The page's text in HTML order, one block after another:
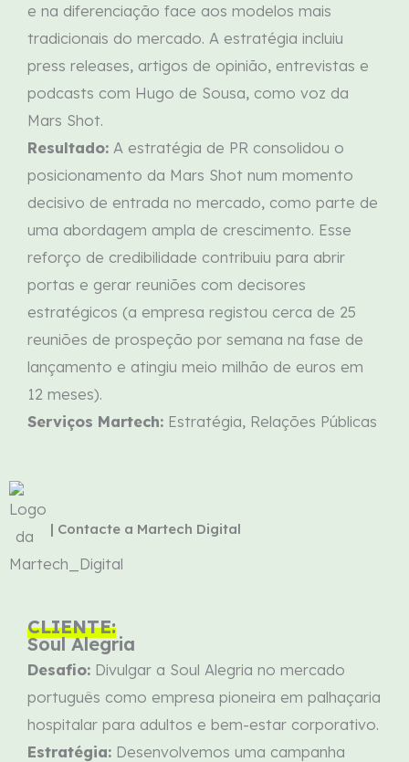
e na diferenciação face aos modelos mais
tradicionais do mercado. A estratégia incluiu
press releases, artigos de opinião, entrevistas e
podcasts com Hugo de Sousa, como voz da
Mars Shot.
Resultado: A estratégia de PR consolidou o
posicionamento da Mars Shot num momento
decisivo de entrada no mercado, como parte de
uma abordagem ampla de crescimento. Esse
reforço de credibilidade contribuiu para abrir
portas e gerar reuniões com decisores
estratégicos (a empresa registou cerca de 25
reuniões de prospeção por semana na fase de
lançamento e atingiu meio milhão de euros em
12 meses).
Serviços Martech: Estratégia, Relações Públicas
| Contacte a Martech Digital
CLIENTE:
Soul Alegria
Desafio: Divulgar a Soul Alegria no mercado
português como empresa pioneira em palhaçaria
hospitalar para adultos e bem-estar corporativo.
Estratégia: Desenvolvemos uma campanha